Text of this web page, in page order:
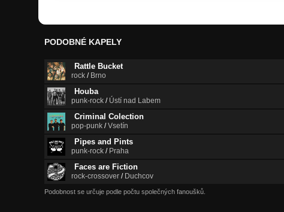
PODOBNÉ KAPELY
Rattle Bucket
rock / Brno
Houba
punk-rock / Ústí nad Labem
Criminal Colection
pop-punk /Vsetín
Pipes and Pints
punk-rock / Praha
Faces are Fiction
rock-crossover / Duchcov
Podobnost se určuje podle počtu společných fanoušků.